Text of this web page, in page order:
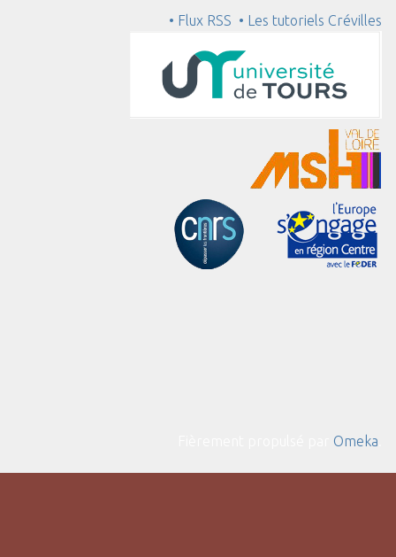
• Flux RSS • Les tutoriels Crévilles
Omeka